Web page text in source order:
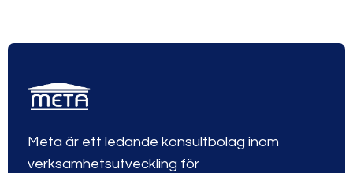
Meta är ett ledande konsultbolag inom
verksamhetsutveckling för